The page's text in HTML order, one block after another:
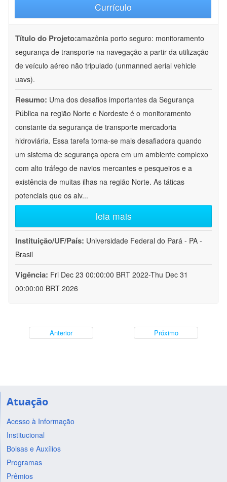
Currículo
Título do Projeto:amazônia porto seguro: monitoramento
segurança de transporte na navegação a partir da utilização
de veículo aéreo não tripulado (unmanned aerial vehicle
uavs).
Resumo: Uma dos desafios importantes da Segurança
Pública na região Norte e Nordeste é o monitoramento
constante da segurança de transporte mercadoria
hidroviária. Essa tarefa torna-se mais desafiadora quando
um sistema de segurança opera em um ambiente complexo
com alto tráfego de navios mercantes e pesqueiros e a
existência de muitas ilhas na região Norte. As táticas
potenciais que os alv...
leia mais
Instituição/UF/País: Universidade Federal do Pará - PA -
Brasil
Vigência: Fri Dec 23 00:00:00 BRT 2022-Thu Dec 31
00:00:00 BRT 2026
Anterior Próximo
Atuação
Acesso à Informação
Institucional
Bolsas e Auxílios
Programas
Prêmios